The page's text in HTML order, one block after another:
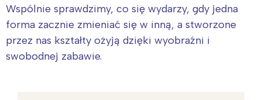
Wspólnie sprawdzimy, co się wydarzy, gdy jedna
forma zacznie zmieniać się w inną, a stworzone
przez nas kształty ożyją dzięki wyobraźni i
swobodnej zabawie.